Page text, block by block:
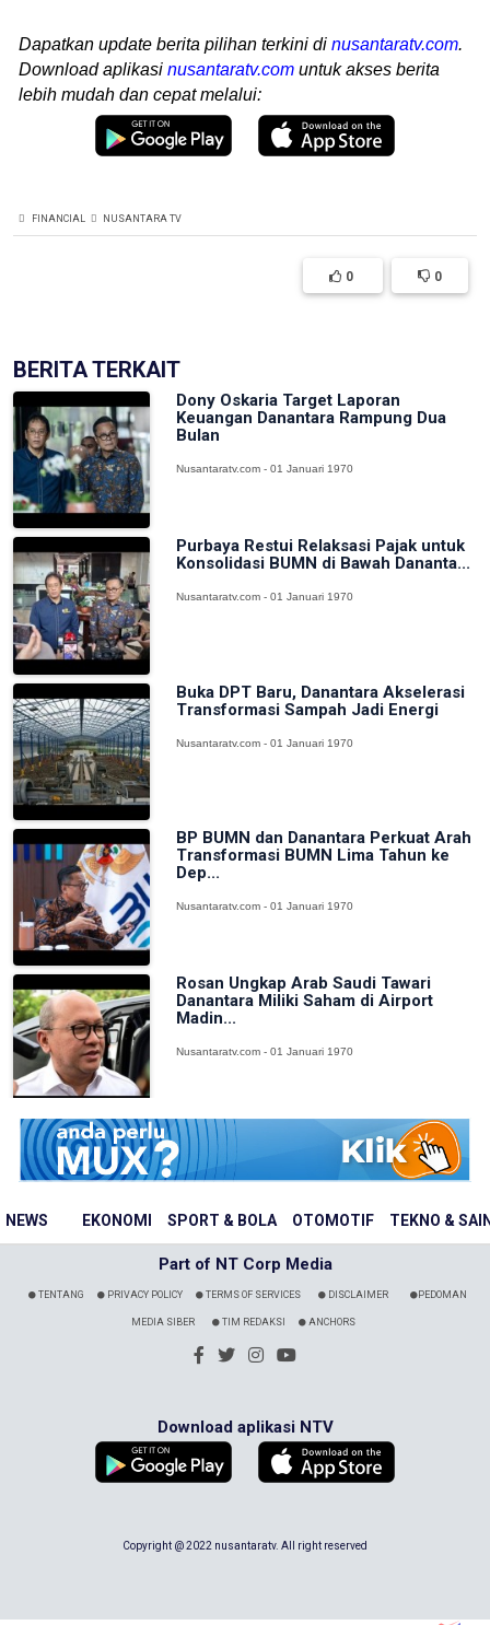
NEWS EKONOMI SPORT & BOLA OTOMOTIF TEKNO &
Dapatkan update berita pilihan terkini di nusantaratv.com.
Download aplikasi nusantaratv.com untuk akses berita
lebih mudah dan cepat melalui:
FINANCIAL NUSANTARA TV
0 0
BERITA TERKAIT
Dony Oskaria Target Laporan
Keuangan Danantara Rampung Dua
Bulan
Nusantaratv.com - 01 Januari 1970
Purbaya Restui Relaksasi Pajak untuk
Konsolidasi BUMN di Bawah Dananta...
Nusantaratv.com - 01 Januari 1970
Buka DPT Baru, Danantara Akselerasi
Transformasi Sampah Jadi Energi
Nusantaratv.com - 01 Januari 1970
BP BUMN dan Danantara Perkuat Arah
Transformasi BUMN Lima Tahun ke
Dep...
Nusantaratv.com - 01 Januari 1970
Rosan Ungkap Arab Saudi Tawari
Danantara Miliki Saham di Airport
Madin...
Nusantaratv.com - 01 Januari 1970
Part of NT Corp Media
TENTANG PRIVACY POLICY TERMS OF SERVICES DISCLAIMER PEDOMAN
MEDIA SIBER TIM REDAKSI ANCHORS
Download aplikasi NTV
Copyright @ 2022 nusantaratv. All right reserved